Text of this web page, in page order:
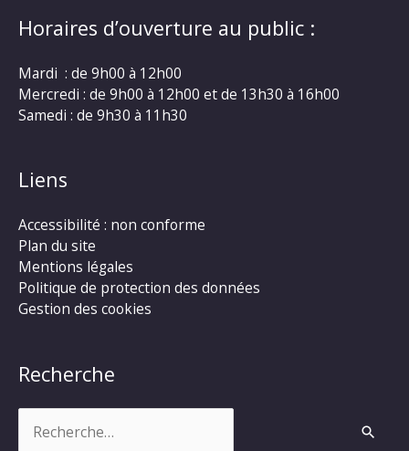
Horaires d’ouverture au public :
Mardi : de 9h00 à 12h00
Mercredi : de 9h00 à 12h00 et de 13h30 à 16h00
Samedi : de 9h30 à 11h30
Liens
Accessibilité : non conforme
Plan du site
Mentions légales
Politique de protection des données
Gestion des cookies
Recherche